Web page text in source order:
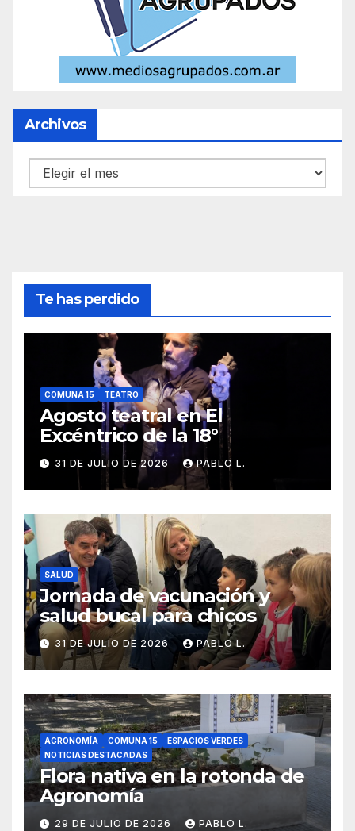
Archivos
Archivos
Te has perdido
COMUNA 15 TEATRO
Agosto teatral en El
Excéntrico de la 18°
31 DE JULIO DE 2026 PABLO L.
SALUD
Jornada de vacunación y
salud bucal para chicos
31 DE JULIO DE 2026 PABLO L.
AGRONOMÍA COMUNA 15
ESPACIOS VERDES
NOTICIAS DESTACADAS
Flora nativa en la rotonda de
Agronomía
29 DE JULIO DE 2026 PABLO L.